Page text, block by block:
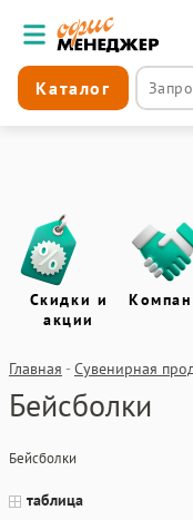
Каталог
Скидки и
акции
Главная -Сувенирная
Бейсболки
Бейсболки
таблица